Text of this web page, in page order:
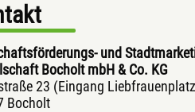
und
Bocholt mbH & Co. KG
23 (Eingang
Bocholt